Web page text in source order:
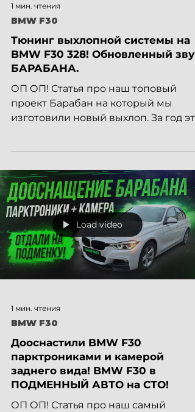
1 мин. чтения
BMW F30
Тюнинг выхлопной системы на
BMW F30 328! Обновленный звук
БАРАБАНА.
ОП ОП! Статья про наш топовый
изготовили новый выхлоп. За год эта
СТО Киев...
Load video
1 мин. чтения
BMW F30
Дооснастили BMW F30
парктрониками и камерой
заднего вида! BMW F30 в